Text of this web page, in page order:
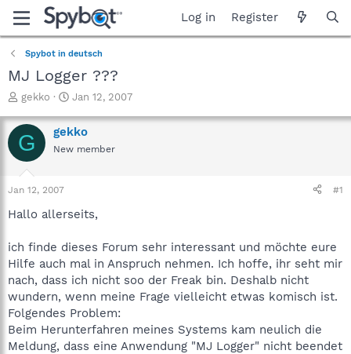
Log in Register
Spybot in deutsch
MJ Logger ???
T
r
e
a
t
a
e
r
gekko
S
a
r
t
e
Jan 12, 2007
G gekko
New member
Jan 12, 2007 #1
Hallo allerseits,
ich finde dieses Forum sehr interessant und möchte eure
Hilfe auch mal in Anspruch nehmen. Ich hoffe, ihr seht mir
nach, dass ich nicht soo der Freak bin. Deshalb nicht
wundern, wenn meine Frage vielleicht etwas komisch ist.
Folgendes Problem:
Beim Herunterfahren meines Systems kam neulich die
Meldung, dass eine Anwendung "MJ Logger" nicht beendet